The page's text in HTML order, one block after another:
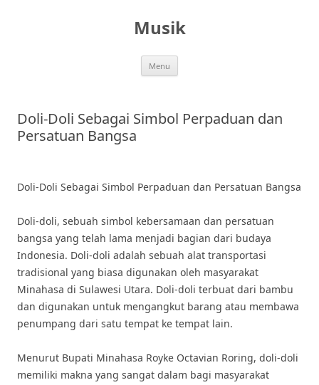
Musik
Menu
Doli-Doli Sebagai Simbol Perpaduan dan
Persatuan Bangsa
Doli-Doli Sebagai Simbol Perpaduan dan Persatuan Bangsa
Doli-doli, sebuah simbol kebersamaan dan persatuan
bangsa yang telah lama menjadi bagian dari budaya
Indonesia. Doli-doli adalah sebuah alat transportasi
tradisional yang biasa digunakan oleh masyarakat
Minahasa di Sulawesi Utara. Doli-doli terbuat dari bambu
dan digunakan untuk mengangkut barang atau membawa
penumpang dari satu tempat ke tempat lain.
Menurut Bupati Minahasa Royke Octavian Roring, doli-doli
memiliki makna yang sangat dalam bagi masyarakat